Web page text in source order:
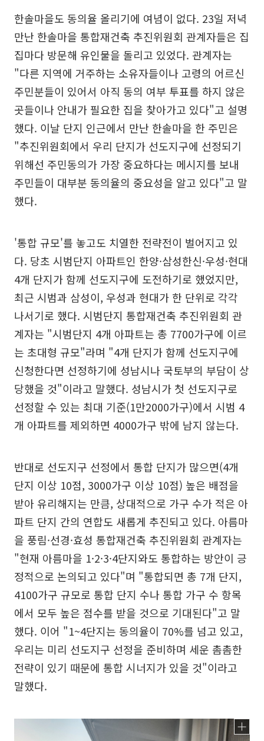
한솔마을도 동의율 올리기에 여념이 없다. 23일 저녁
만난 한솔마을 통합재건축 추진위원회 관계자들은 집
집마다 방문해 유인물을 돌리고 있었다. 관계자는
"다른 지역에 거주하는 소유자들이나 고령의 어르신
주민분들이 있어서 아직 동의 여부 투표를 하지 않은
곳들이나 안내가 필요한 집을 찾아가고 있다"고 설명
했다. 이날 단지 인근에서 만난 한솔마을 한 주민은
"추진위원회에서 우리 단지가 선도지구에 선정되기
위해선 주민동의가 가장 중요하다는 메시지를 보내
주민들이 대부분 동의율의 중요성을 알고 있다"고 말
했다.
'통합 규모'를 놓고도 치열한 전략전이 벌어지고 있
다. 당초 시범단지 아파트인 한양·삼성한신·우성·현대
4개 단지가 함께 선도지구에 도전하기로 했었지만,
최근 시범과 삼성이, 우성과 현대가 한 단위로 각각
나서기로 했다. 시범단지 통합재건축 추진위원회 관
계자는 "시범단지 4개 아파트는 총 7700가구에 이르
는 초대형 규모"라며 "4개 단지가 함께 선도지구에
신청한다면 선정하기에 성남시나 국토부의 부담이 상
당했을 것"이라고 말했다. 성남시가 첫 선도지구로
선정할 수 있는 최대 기준(1만2000가구)에서 시범 4
개 아파트를 제외하면 4000가구 밖에 남지 않는다.
반대로 선도지구 선정에서 통합 단지가 많으면(4개
단지 이상 10점, 3000가구 이상 10점) 높은 배점을
받아 유리해지는 만큼, 상대적으로 가구 수가 적은 아
파트 단지 간의 연합도 새롭게 추진되고 있다. 아름마
을 풍림·선경·효성 통합재건축 추진위원회 관계자는
"현재 아름마을 1·2·3·4단지와도 통합하는 방안이 긍
정적으로 논의되고 있다"며 "통합되면 총 7개 단지,
4100가구 규모로 통합 단지 수나 통합 가구 수 항목
에서 모두 높은 점수를 받을 것으로 기대된다"고 말
했다. 이어 "1~4단지는 동의율이 70%를 넘고 있고,
우리는 미리 선도지구 선정을 준비하며 세운 촘촘한
전략이 있기 때문에 통합 시너지가 있을 것"이라고
말했다.